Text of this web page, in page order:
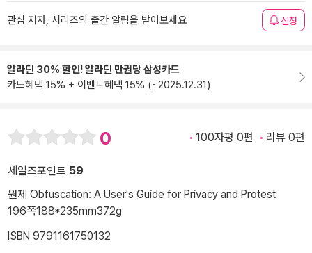
관심 저자, 시리즈의 출간 알림을 받아보세요 신청
알라딘 30% 할인! 알라딘 만권당 삼성카드
카드혜택 15% + 이벤트혜택 15% (~2025.12.31)
0 100자평 0편 리뷰 0편
세일즈포인트 59
원제 Obfuscation: A User's Guide for Privacy and Protest
196쪽188*235mm372g
ISBN 9791161750132